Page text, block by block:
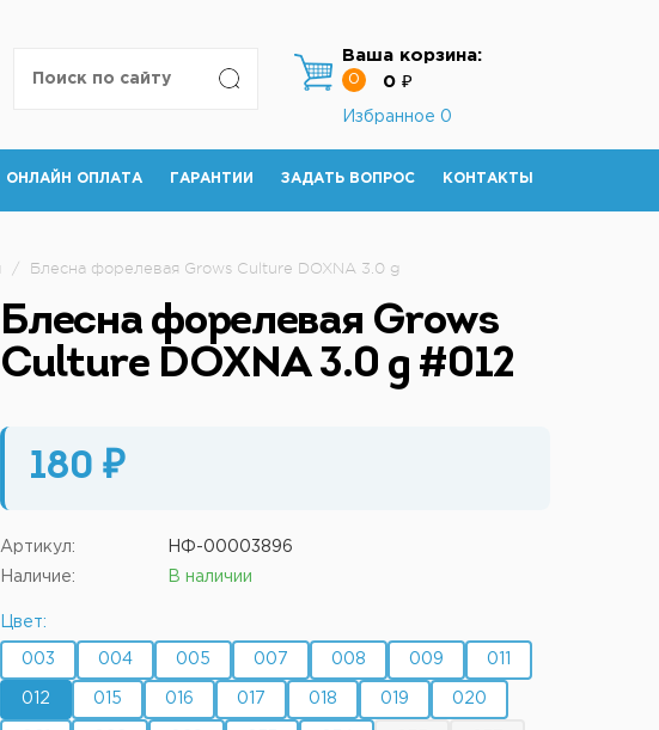
Ваша корзина:
0 0 ₽
Избранное 0
ОНЛАЙН ОПЛАТА ГАРАНТИИ ЗАДАТЬ ВОПРОС КОНТАКТЫ
/ Блесна форелевая Grows Culture DOXNA 3.0 g
Блесна форелевая Grows
Culture DOXNA 3.0 g #012
180 ₽
Артикул: НФ-00003896
Наличие: В наличии
Цвет:
003 004 005 007 008 009 011
012 015 016 017 018 019 020